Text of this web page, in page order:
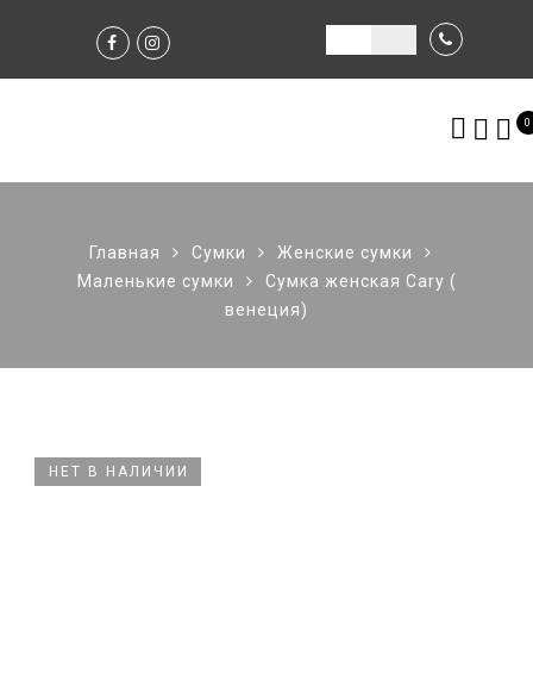
0
Главная Сумки
Женские сумки
Маленькие сумки
Сумка женская Cary (
венеция)
НЕТ В НАЛИЧИИ